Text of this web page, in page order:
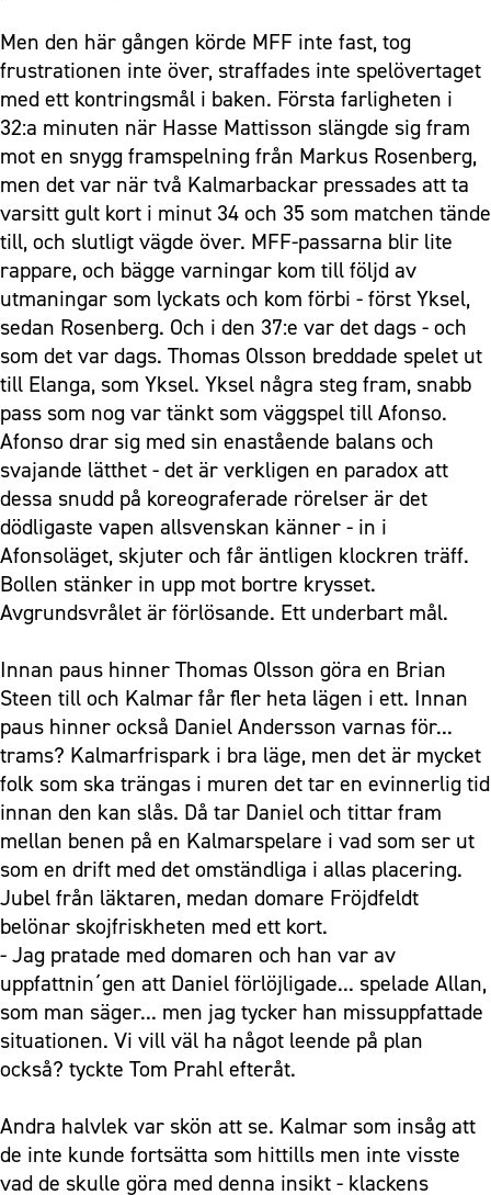
Men den här gången körde MFF inte fast, tog
frustrationen inte över, straffades inte spelövertaget
med ett kontringsmål i baken. Första farligheten i
32:a minuten när Hasse Mattisson slängde sig fram
mot en snygg framspelning från Markus Rosenberg,
men det var när två Kalmarbackar pressades att ta
varsitt gult kort i minut 34 och 35 som matchen tände
till, och slutligt vägde över. MFF-passarna blir lite
rappare, och bägge varningar kom till följd av
utmaningar som lyckats och kom förbi - först Yksel,
sedan Rosenberg. Och i den 37:e var det dags - och
som det var dags. Thomas Olsson breddade spelet ut
till Elanga, som Yksel. Yksel några steg fram, snabb
pass som nog var tänkt som väggspel till Afonso.
Afonso drar sig med sin enastående balans och
svajande lätthet - det är verkligen en paradox att
dessa snudd på koreograferade rörelser är det
dödligaste vapen allsvenskan känner - in i
Afonsoläget, skjuter och får äntligen klockren träff.
Bollen stänker in upp mot bortre krysset.
Avgrundsvrålet är förlösande. Ett underbart mål.
Innan paus hinner Thomas Olsson göra en Brian
Steen till och Kalmar får fler heta lägen i ett. Innan
paus hinner också Daniel Andersson varnas för...
trams? Kalmarfrispark i bra läge, men det är mycket
folk som ska trängas i muren det tar en evinnerlig tid
innan den kan slås. Då tar Daniel och tittar fram
mellan benen på en Kalmarspelare i vad som ser ut
som en drift med det omständliga i allas placering.
Jubel från läktaren, medan domare Fröjdfeldt
belönar skojfriskheten med ett kort.
- Jag pratade med domaren och han var av
uppfattnin´gen att Daniel förlöjligade... spelade Allan,
som man säger... men jag tycker han missuppfattade
situationen. Vi vill väl ha något leende på plan
också? tyckte Tom Prahl efteråt.
Andra halvlek var skön att se. Kalmar som insåg att
de inte kunde fortsätta som hittills men inte visste
vad de skulle göra med denna insikt - klackens